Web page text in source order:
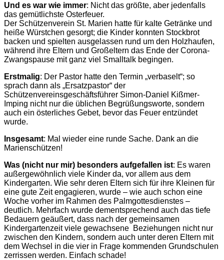
Und es war wie immer: Nicht das größte, aber jedenfalls
das gemütlichste Osterfeuer.
Der Schützenverein St. Marien hatte für kalte Getränke und
heiße Würstchen gesorgt; die Kinder konnten Stockbrot
backen und spielten ausgelassen rund um den Holzhaufen,
während ihre Eltern und Großeltern das Ende der Corona-
Zwangspause mit ganz viel Smalltalk begingen.
Erstmalig: Der Pastor hatte den Termin „verbaselt“; so
sprach dann als „Ersatzpastor“ der
Schützenvereinsgeschäftsführer Simon-Daniel Kißmer-
Imping nicht nur die üblichen Begrüßungsworte, sondern
auch ein österliches Gebet, bevor das Feuer entzündet
wurde.
Insgesamt: Mal wieder eine runde Sache. Dank an die
Marienschützen!
Was (nicht nur mir) besonders aufgefallen ist: Es waren
außergewöhnlich viele Kinder da, vor allem aus dem
Kindergarten. Wie sehr deren Eltern sich für ihre Kleinen für
eine gute Zeit engagieren, wurde – wie auch schon eine
Woche vorher im Rahmen des Palmgottesdienstes –
deutlich. Mehrfach wurde dementsprechend auch das tiefe
Bedauern geäußert, dass nach der gemeinsamen
Kindergartenzeit viele gewachsene Beziehungen nicht nur
zwischen den Kindern, sondern auch unter deren Eltern mit
dem Wechsel in die vier in Frage kommenden Grundschulen
zerrissen werden. Einfach schade!